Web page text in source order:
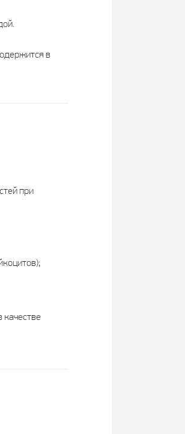
в
при
качестве